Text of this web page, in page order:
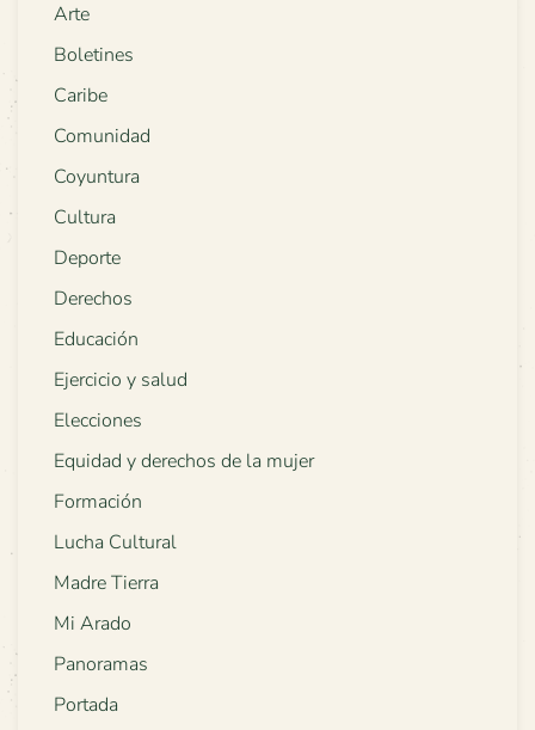
Arte
Boletines
Caribe
Comunidad
Coyuntura
Cultura
Deporte
Derechos
Educación
Ejercicio y salud
Elecciones
Equidad y derechos de la mujer
Formación
Lucha Cultural
Madre Tierra
Mi Arado
Panoramas
Portada